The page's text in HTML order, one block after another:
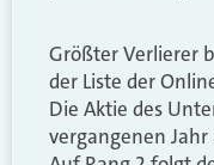
Größter Verlierer
der Liste der
Die Aktie des
vergangenen